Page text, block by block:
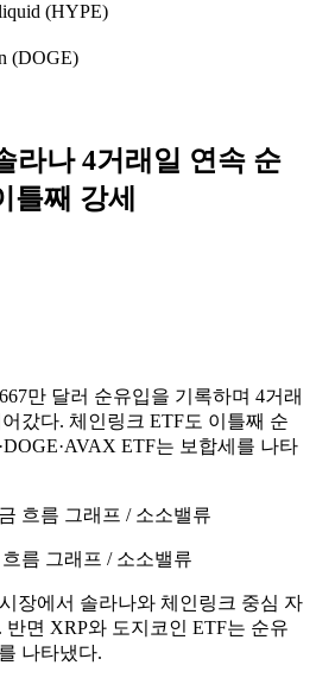
(HYPE)
(DOGE)
라나 4거래일 연속 순
째 강세
만 달러 순유입을 기록하며 4거래
갔다. 체인링크 ETF도 이틀째 순
ETF는 보합세를 나타
름 그래프 / 소소밸류
장에서 솔라나와 체인링크 중심 자
면 XRP와 도지코인 ETF는 순유
나타냈다.